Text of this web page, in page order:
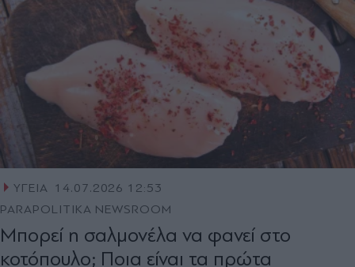
ΥΓΕΙΑ 14.07.2026 12:53
PARAPOLITIKA NEWSROOM
Μπορεί η σαλμονέλα να φανεί στο
κοτόπουλο; Ποια είναι τα πρώτα